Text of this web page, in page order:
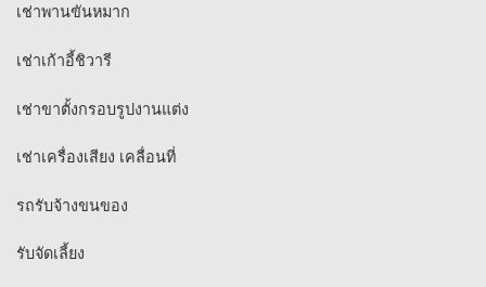
เช่าพานขันหมาก
เช่าเก้าอี้ชิวารี
เช่าขาตั้งกรอบรูปงานแต่ง
เช่าเครื่องเสียง เคลื่อนที่
รถรับจ้างขนของ
รับจัดเลี้ยง